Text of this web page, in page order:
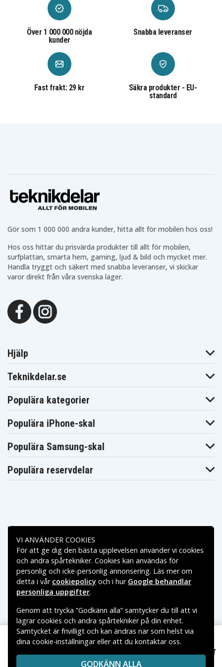
Siemens
Simotion 840Di
Siemens
Simotion D435
Simotion D445 Simotion D840
Siemens
W79084-E1001-
B2
149 kr
Över 1 000 000 nöjda
kunder
Snabba leveranser
Fast frakt: 29 kr
Säkra produkter - EU-
standard
Gör som 1 000 000 andra kunder, hitta allt för mobilen hos oss!
Hos oss hittar du prisvärda produkter till allt för mobilen,
surfplattan, smarta hem, gaming, ljud & bild och mycket mer.
Handla tryggt och säkert med snabba leveranser, vi skickar
varor direkt från våra svenska lager.
Hjälp
Teknikdelar.se
Populära kategorier
Populära iPhone-skal
Populära Samsung-skal
Populära reservdelar
Betalningsalternativ
Leveransalternativ
Copyright © 2026, Spares Nordic AB
VARUMÄRKEN SOM NÄMNS PÅ SIDAN TILLHÖR RESPEKTIVE
VARUMÄRKES ÄGARE.
VI ANVÄNDER COOKIES
För att ge dig den bästa upplevelsen använder vi cookies
och andra spårtekniker. Cookies kan användas för
personlig och icke-personlig annonsering. Läs mer om
detta i vår cookiepolicy och i hur Google behandlar
personliga uppgifter.
Genom att trycka ”Godkänn alla” samtycker du till att vi
lagrar cookies och andra spårtekniker på din enhet.
Samtycket är frivilligt och kan ändras när som helst via
dina cookie-inställningar eller att du kontaktar oss.
GODKÄNN ALLA